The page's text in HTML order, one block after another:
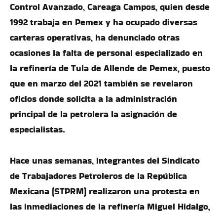
Control Avanzado, Careaga Campos, quien desde
1992 trabaja en Pemex y ha ocupado diversas
carteras operativas, ha denunciado otras
ocasiones la falta de personal especializado en
la refinería de Tula de Allende de Pemex, puesto
que en marzo del 2021 también se revelaron
oficios donde solicita a la administración
principal de la petrolera la asignación de
especialistas.
Hace unas semanas, integrantes del Sindicato
de Trabajadores Petroleros de la República
Mexicana (STPRM) realizaron una protesta en
las inmediaciones de la refinería Miguel Hidalgo,